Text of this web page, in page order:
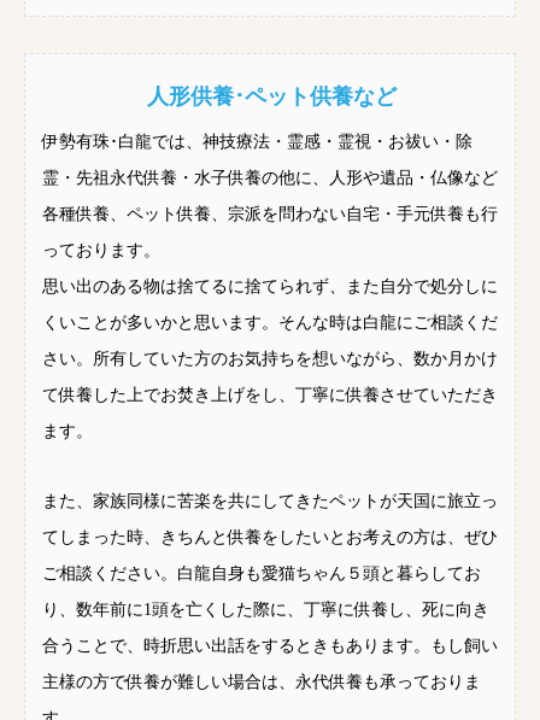
人形供養･ペット供養など
伊勢有珠･白龍では、神技療法・霊感・霊視・お祓い・除
霊・先祖永代供養・水子供養の他に、人形や遺品・仏像など
各種供養、ペット供養、宗派を問わない自宅・手元供養も行
っております。
思い出のある物は捨てるに捨てられず、また自分で処分しに
くいことが多いかと思います。そんな時は白龍にご相談くだ
さい。所有していた方のお気持ちを想いながら、数か月かけ
て供養した上でお焚き上げをし、丁寧に供養させていただき
ます。
また、家族同様に苦楽を共にしてきたペットが天国に旅立っ
てしまった時、きちんと供養をしたいとお考えの方は、ぜひ
ご相談ください。白龍自身も愛猫ちゃん５頭と暮らしてお
り、数年前に1頭を亡くした際に、丁寧に供養し、死に向き
合うことで、時折思い出話をするときもあります。もし飼い
主様の方で供養が難しい場合は、永代供養も承っておりま